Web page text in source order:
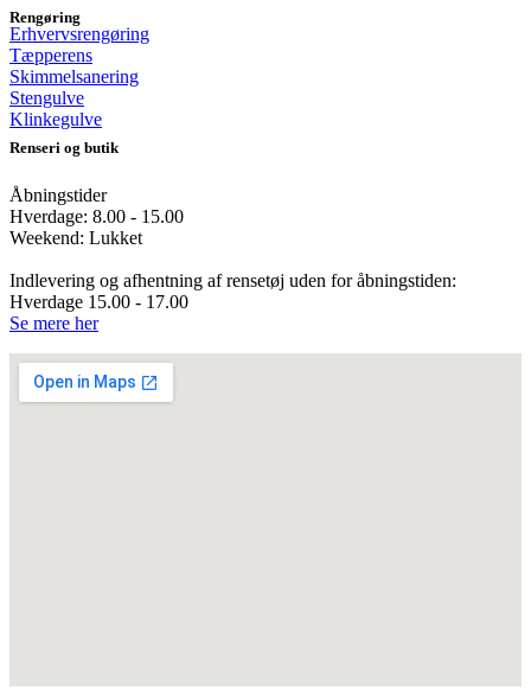
Rengøring
Erhvervsrengøring
Tæpperens
Skimmelsanering
Stengulve
Klinkegulve
Renseri og butik
Åbningstider
Hverdage: 8.00 - 15.00
Weekend: Lukket
Indlevering og afhentning af rensetøj uden for åbningstiden:
Hverdage 15.00 - 17.00
Se mere her